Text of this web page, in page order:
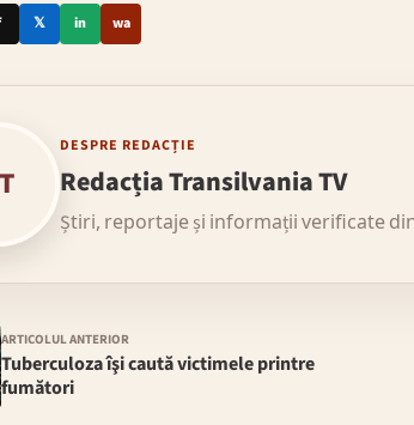
𝕏 in wa
DESPRE REDACȚIE
Redacția Transilvania TV
Știri, reportaje și informații verificate
ARTICOLUL ANTERIOR
Tuberculoza îşi caută victimele printre
fumători